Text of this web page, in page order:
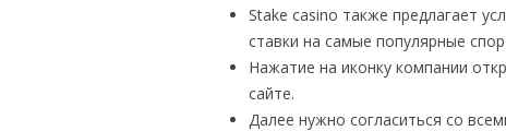
ASTUCES CUISINE＊料理のコツ
Stake casino также предлагает
ставки на самые популярные
Нажатие на иконку компании
сайте.
Далее нужно согласиться со